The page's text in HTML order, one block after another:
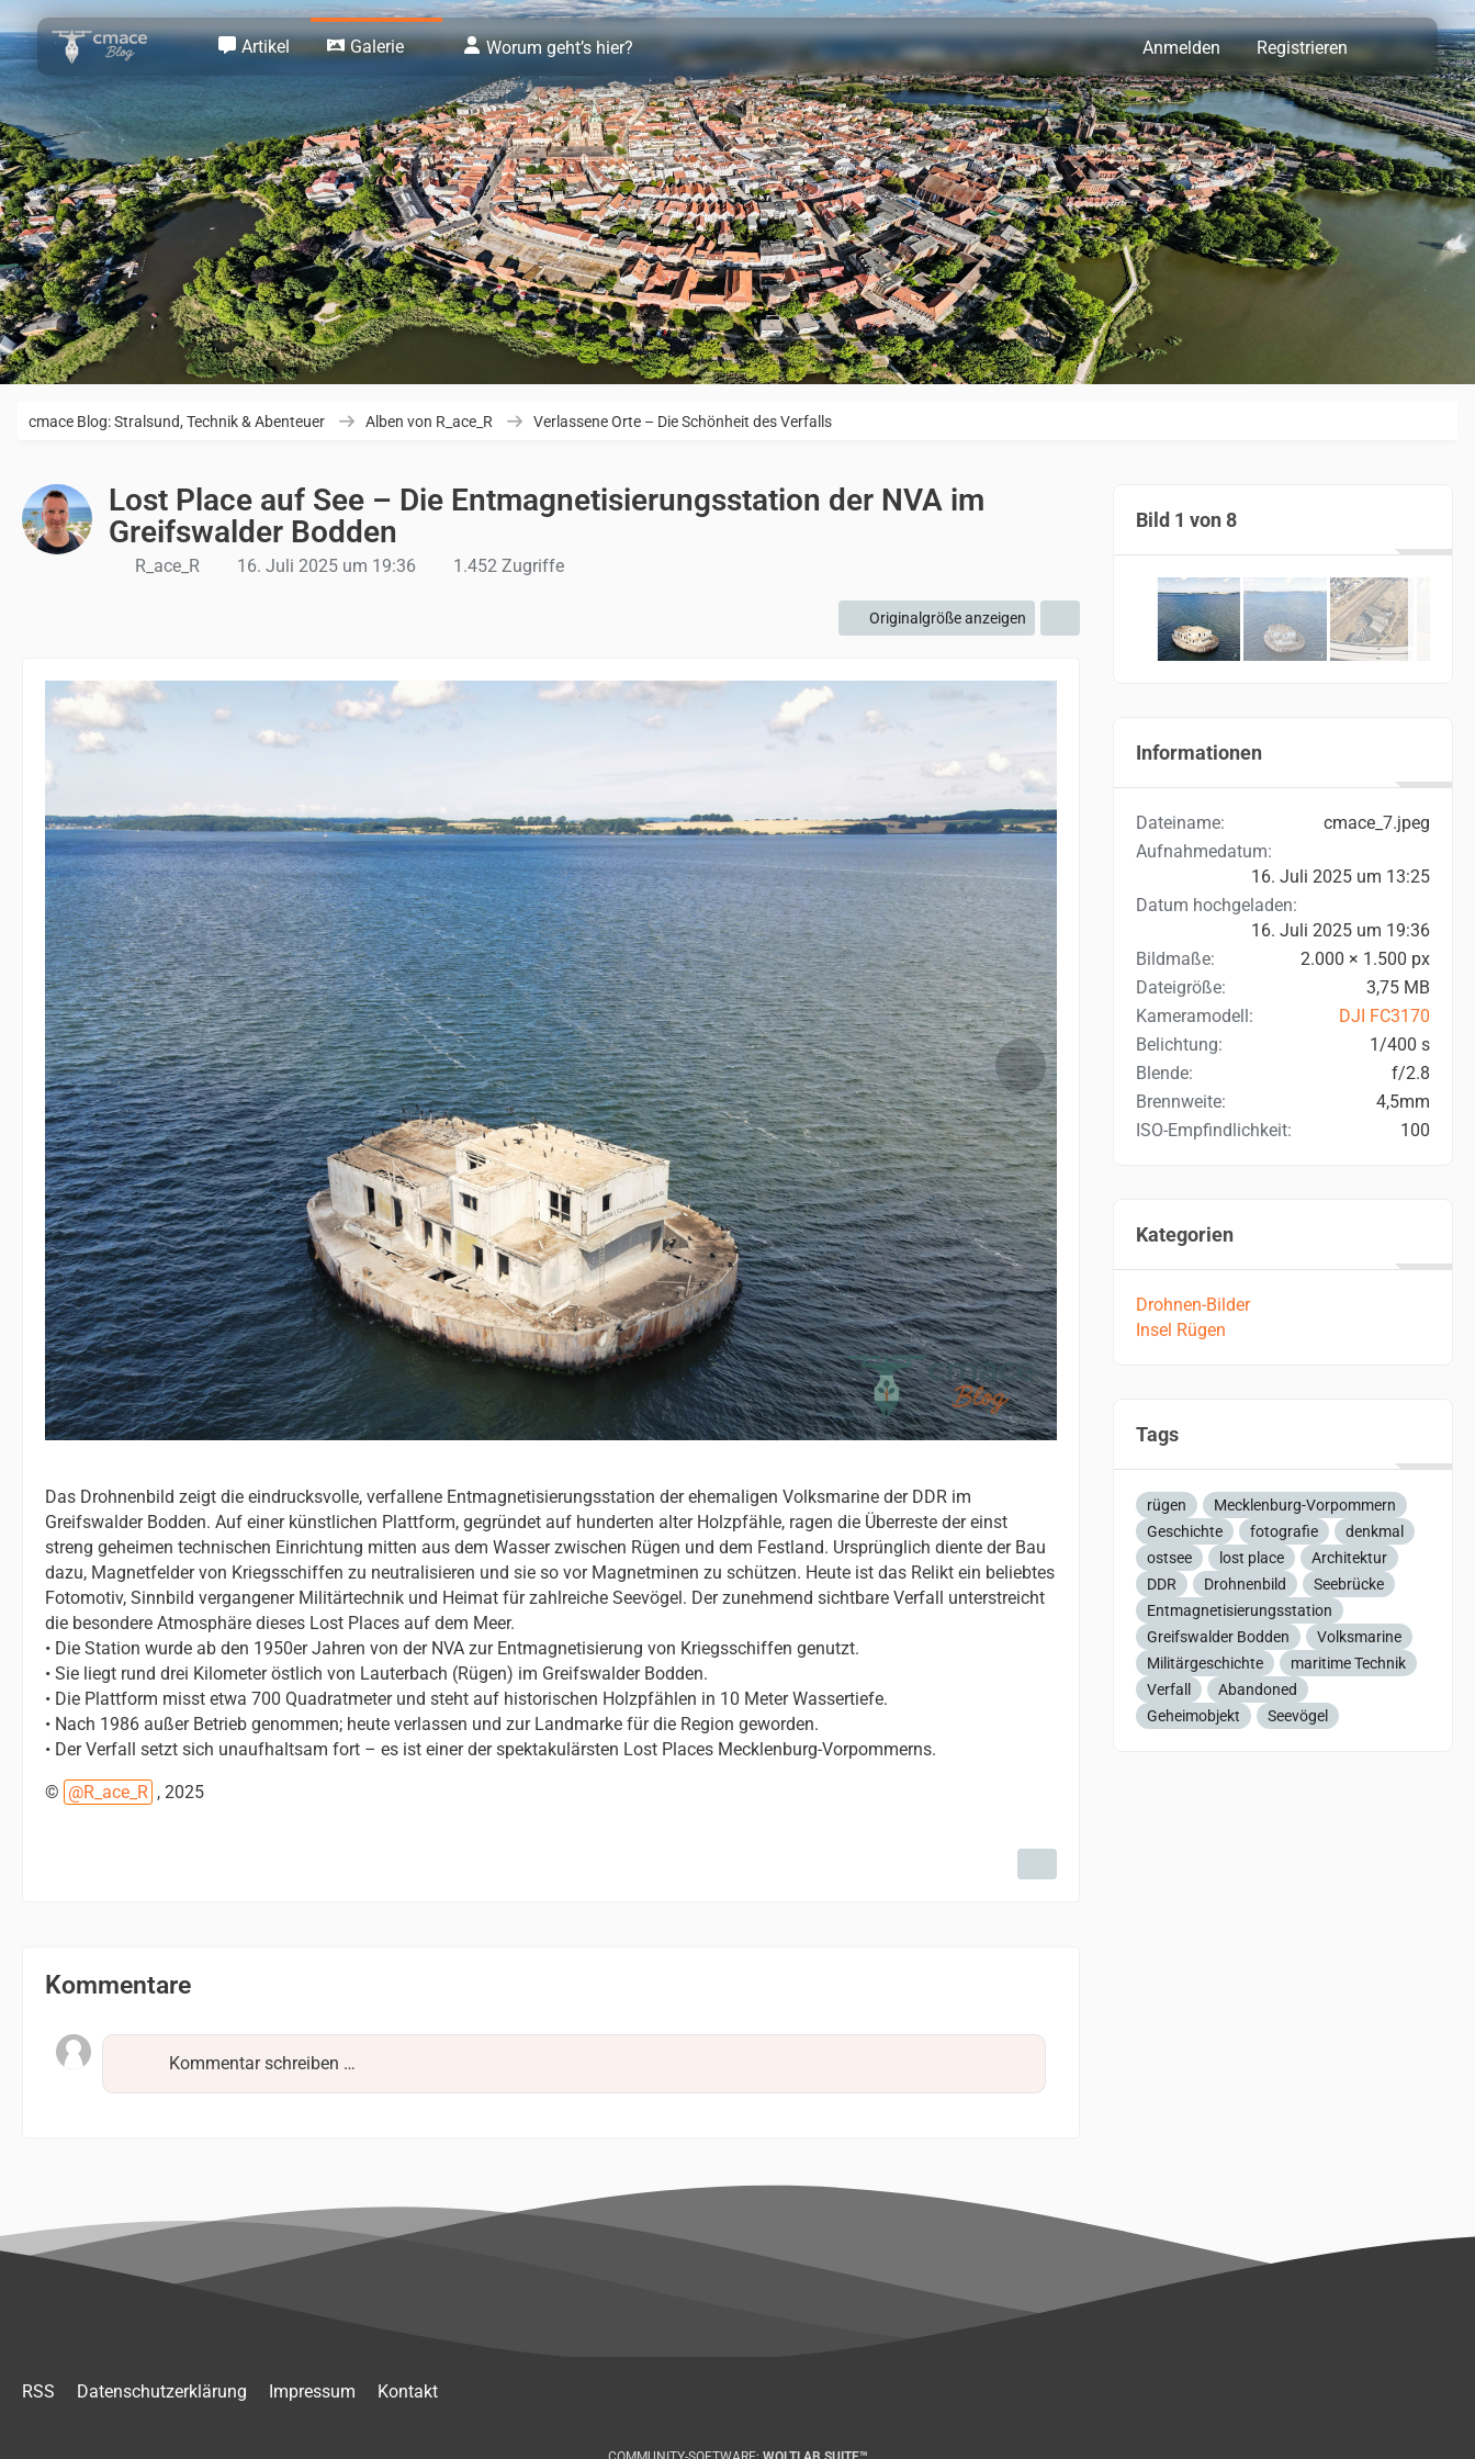
Artikel Galerie Worum geht’s hier? Anmelden Registrieren
cmace Blog: Stralsund, Technik & Abenteuer Alben von R_ace_R Verlassene Orte – Die Schönheit des Verfalls
Lost Place auf See – Die Entmagnetisierungsstation der NVA im
Greifswalder Bodden
R_ace_R 16. Juli 2025 um 19:36 1.452 Zugriffe
Originalgröße anzeigen
Das Drohnenbild zeigt die eindrucksvolle, verfallene Entmagnetisierungsstation der ehemaligen Volksmarine der DDR im
Greifswalder Bodden. Auf einer künstlichen Plattform, gegründet auf hunderten alter Holzpfähle, ragen die Überreste der einst
streng geheimen technischen Einrichtung mitten aus dem Wasser zwischen Rügen und dem Festland. Ursprünglich diente der Bau
dazu, Magnetfelder von Kriegsschiffen zu neutralisieren und sie so vor Magnetminen zu schützen. Heute ist das Relikt ein beliebtes
Fotomotiv, Sinnbild vergangener Militärtechnik und Heimat für zahlreiche Seevögel. Der zunehmend sichtbare Verfall unterstreicht
die besondere Atmosphäre dieses Lost Places auf dem Meer.
• Die Station wurde ab den 1950er Jahren von der NVA zur Entmagnetisierung von Kriegsschiffen genutzt.
• Sie liegt rund drei Kilometer östlich von Lauterbach (Rügen) im Greifswalder Bodden.
• Die Plattform misst etwa 700 Quadratmeter und steht auf historischen Holzpfählen in 10 Meter Wassertiefe.
• Nach 1986 außer Betrieb genommen; heute verlassen und zur Landmarke für die Region geworden.
• Der Verfall setzt sich unaufhaltsam fort – es ist einer der spektakulärsten Lost Places Mecklenburg-Vorpommerns.
© R_ace_R , 2025
Kommentare
Kommentar schreiben …
Bild 1 von 8
Informationen
Dateiname
cmace_7.jpeg
Aufnahmedatum
16. Juli 2025 um 13:25
Datum hochgeladen
16. Juli 2025 um 19:36
Bildmaße
2.000 × 1.500 px
Dateigröße
3,75 MB
Kameramodell
DJI FC3170
Belichtung
1/400 s
Blende
f/2.8
Brennweite
4,5mm
ISO-Empfindlichkeit
100
Kategorien
Drohnen-Bilder
Insel Rügen
Tags
rügen
Mecklenburg-Vorpommern
Geschichte
fotografie
denkmal
ostsee
lost place
Architektur
DDR
Drohnenbild
Seebrücke
Entmagnetisierungsstation
Greifswalder Bodden
Volksmarine
Militärgeschichte
maritime Technik
Verfall
Abandoned
Geheimobjekt
Seevögel
RSS Datenschutzerklärung Impressum Kontakt